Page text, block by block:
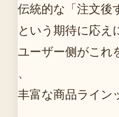
伝統的な「注文後
という期待に応え
ユーザー侧がこれ
、
丰富な商品ライン